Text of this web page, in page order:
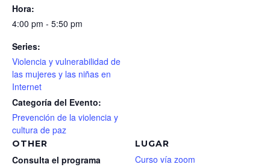
Hora:
4:00 pm - 5:50 pm
Series:
Violencia y vulnerabilidad de
las mujeres y las niñas en
Internet
Categoría del Evento:
Prevención de la violencia y
cultura de paz
LUGAR
Curso vía zoom
OTHER
Consulta el programa